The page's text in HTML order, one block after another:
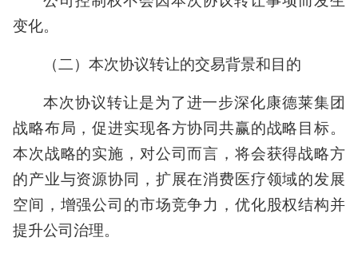
变化。
（二）本次协议转让的交易背景和目的
本次协议转让是为了进一步深化康德莱集团
战略布局，促进实现各方协同共赢的战略目标。
本次战略的实施，对公司而言，将会获得战略方
的产业与资源协同，扩展在消费医疗领域的发展
空间，增强公司的市场竞争力，优化股权结构并
提升公司治理。